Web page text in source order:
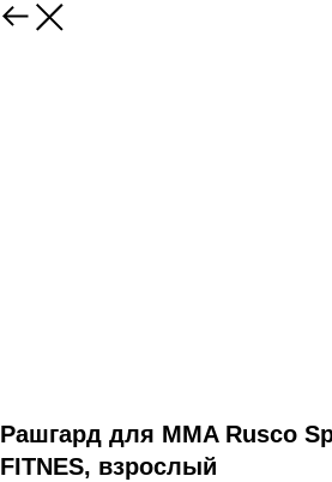
Рашгард для MMA Rusco
FITNES, взрослый